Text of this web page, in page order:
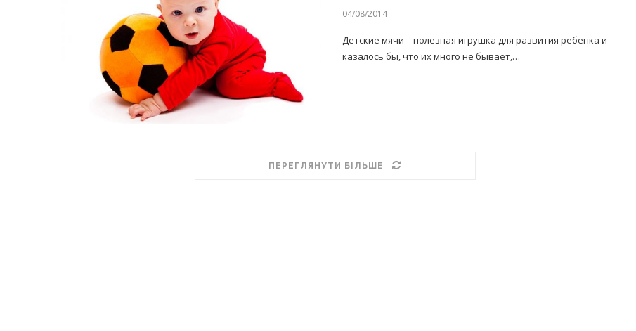
04/08/2014
Детские мячи – полезная игрушка для развития ребенка и
казалось бы, что их много не бывает,…
ПЕРЕГЛЯНУТИ БІЛЬШЕ